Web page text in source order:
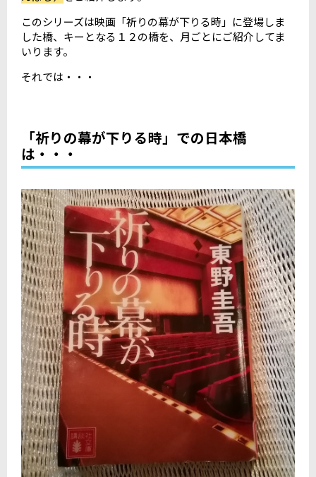
このシリーズは映画「祈りの幕が下りる時」に登場しま
した橋、キーとなる１２の橋を、月ごとにご紹介してま
いります。
それでは・・・
「祈りの幕が下りる時」での日本橋
は・・・